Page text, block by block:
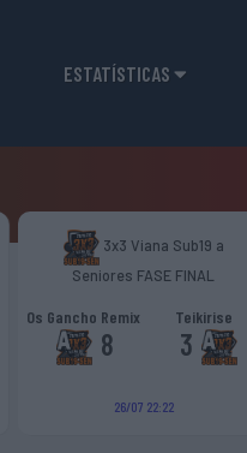
ESTATÍSTICAS
3x3 Viana Sub19 a
Seniores FASE FINAL
Os Gancho Remix
8
Teikirise
3
26/07 22:22